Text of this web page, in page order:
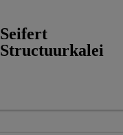
Seifert
Structuurkalei